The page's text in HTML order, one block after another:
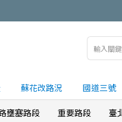
蘇花改路況 國道三號
壅塞路段 重要路段 臺